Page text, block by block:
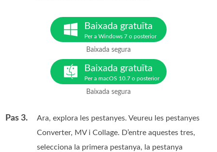
Baixada gratuïta
Per a Windows 7 o posterior
Baixada segura
Baixada gratuïta
Per a macOS 10.7 o posterior
Baixada segura
Pas 3.
Ara, explora les pestanyes. Veureu les pestanyes
Converter, MV i Collage. D’entre aquestes tres,
selecciona la primera pestanya, la pestanya